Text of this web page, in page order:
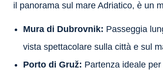
il panorama sul mare Adriatico, è un
Mura di Dubrovnik: Passeggia
vista spettacolare sulla città e sul
Porto di Gruž: Partenza ideale